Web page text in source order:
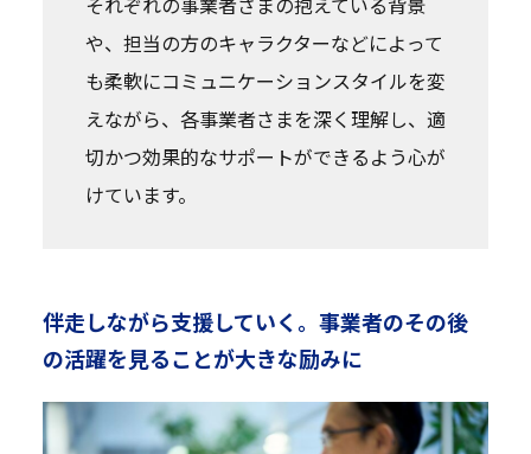
や、担当の方のキャラクターなどによって
も柔軟にコミュニケーションスタイルを変
えながら、各事業者さまを深く理解し、適
切かつ効果的なサポートができるよう心が
けています。
伴走しながら支援していく。事業者のその後
の活躍を見ることが大きな励みに